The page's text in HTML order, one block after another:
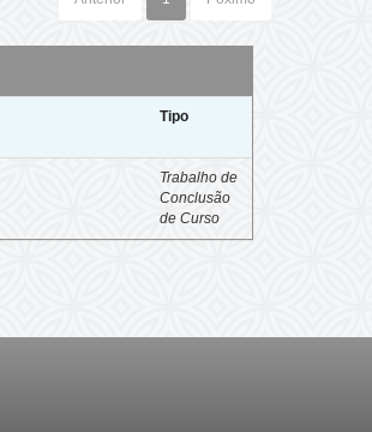
Tipo
Trabalho de
Conclusão
de Curso